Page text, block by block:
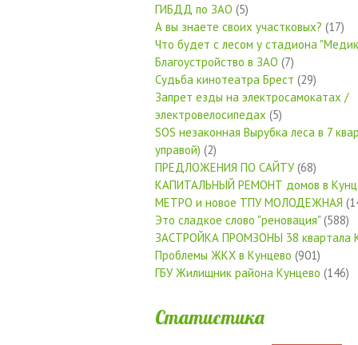
ГИБДД по ЗАО (5)
А вы знаете своих участковых? (17)
Что будет с лесом у стадиона
Благоустройство в ЗАО (7)
Судьба кинотеатра Брест (29)
Запрет езды на электросамокатах /
электровелосипедах (5)
SOS незаконная Вырубка леса в 7
управой) (2)
ПРЕДЛОЖЕНИЯ ПО САЙТУ(68)
КАПИТАЛЬНЫЙ РЕМОНТ домов в
МЕТРО и новое ТПУ МОЛОДЕЖНАЯ
Это сладкое слово "реновация" (588)
ЗАСТРОЙКА ПРОМЗОНЫ 38 квартала
Проблемы ЖКХ в Кунцево (901)
ГБУ Жилищник района Кунцево (146)
Статистика